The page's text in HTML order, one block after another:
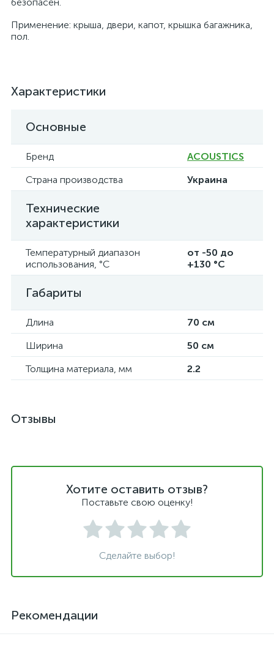
Применение: крыша, двери, капот, крышка багажника,
пол.
Характеристики
Основные
Бренд
ACOUSTICS
Страна производства
Украина
Технические
характеристики
Температурный диапазон
использования, °C
от -50 до
+130 °C
Габариты
Длина
70 см
Ширина
50 см
Толщина материала, мм
2.2
Отзывы
Хотите оставить отзыв?
Поставьте свою оценку!
Сделайте выбор!
Рекомендации